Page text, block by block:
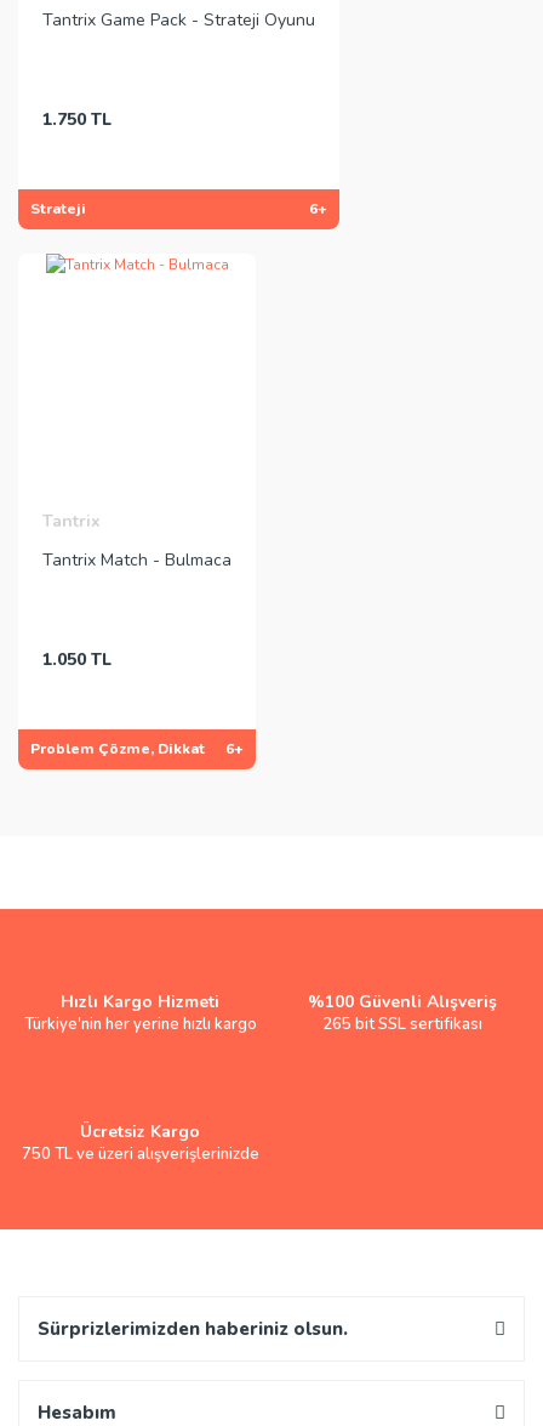
Tantrix Game Pack - Strateji Oyunu
1.750 TL
Strateji 6+
Tantrix
Tantrix Match - Bulmaca
1.050 TL
Problem Çözme, Dikkat 6+
Hızlı Kargo Hizmeti
Türkiye'nin her yerine hızlı kargo
%100 Güvenli Alışveriş
265 bit SSL sertifikası
Ücretsiz Kargo
750 TL ve üzeri alışverişlerinizde
Sürprizlerimizden haberiniz olsun.
Hesabım